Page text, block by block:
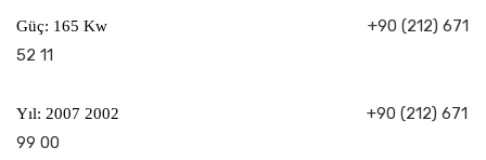
Güç: 165 Kw +90 (212) 671
52 11
Yıl: 2007 2002 +90 (212) 671
99 00